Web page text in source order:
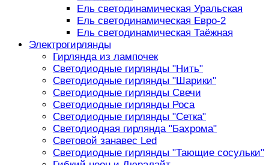
Ель светодинамическая Уральская
Ель светодинамическая Евро-2
Ель светодинамическая Таёжная
Электрогирлянды
Гирлянда из лампочек
Светодиодные гирлянды "Нить"
Светодиодные гирлянды "Шарики"
Светодиодные гирлянды Свечи
Светодиодные гирлянды Роса
Светодиодные гирлянды "Сетка"
Светодиодная гирлянда "Бахрома"
Световой занавес Led
Светодиодные гирлянды "Тающие сосульки"